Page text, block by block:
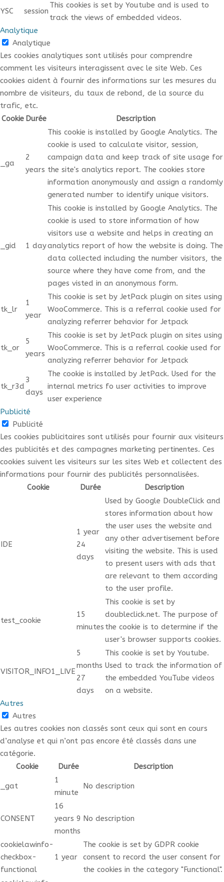
YSC session
This cookies is set by Youtube and is used to
track the views of embedded videos.
Analytique
Analytique
Les cookies analytiques sont utilisés pour comprendre
comment les visiteurs interagissent avec le site Web. Ces
cookies aident à fournir des informations sur les mesures du
nombre de visiteurs, du taux de rebond, de la source du
trafic, etc.
Cookie Durée Description
_ga
2
years
This cookie is installed by Google Analytics. The
cookie is used to calculate visitor, session,
campaign data and keep track of site usage for
the site's analytics report. The cookies store
information anonymously and assign a randomly
generated number to identify unique visitors.
_gid 1 day
This cookie is installed by Google Analytics. The
cookie is used to store information of how
visitors use a website and helps in creating an
analytics report of how the website is doing. The
data collected including the number visitors, the
source where they have come from, and the
pages visted in an anonymous form.
tk_lr
1
year
This cookie is set by JetPack plugin on sites using
WooCommerce. This is a referral cookie used for
analyzing referrer behavior for Jetpack
tk_or
5
years
This cookie is set by JetPack plugin on sites using
WooCommerce. This is a referral cookie used for
analyzing referrer behavior for Jetpack
tk_r3d
3
days
The cookie is installed by JetPack. Used for the
internal metrics fo user activities to improve
user experience
Publicité
Publicité
Les cookies publicitaires sont utilisés pour fournir aux visiteurs
des publicités et des campagnes marketing pertinentes. Ces
cookies suivent les visiteurs sur les sites Web et collectent des
informations pour fournir des publicités personnalisées.
Cookie
Durée Description
IDE
1 year
24
days
Used by Google DoubleClick and
stores information about how
the user uses the website and
any other advertisement before
visiting the website. This is used
to present users with ads that
are relevant to them according
to the user profile.
test_cookie
15
minutes
This cookie is set by
doubleclick.net. The purpose of
the cookie is to determine if the
user's browser supports cookies.
VISITOR_INFO1_LIVE
5
months
27
days
This cookie is set by Youtube.
Used to track the information of
the embedded YouTube videos
on a website.
Autres
Autres
Les autres cookies non classés sont ceux qui sont en cours
d’analyse et qui n’ont pas encore été classés dans une
catégorie.
Cookie
Durée Description
_gat
1
minute
No description
CONSENT
16
years 9
months
No description
cookielawinfo-
checkbox-
functional
1 year
The cookie is set by GDPR cookie
consent to record the user consent for
the cookies in the category "Functional".